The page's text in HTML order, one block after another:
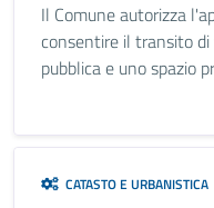
Il Comune autorizza
consentire il transito
pubblica e uno spazio
CATASTO E URBANISTICA